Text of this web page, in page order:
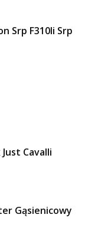
Srp F310Ii Srp
Cavalli
Gąsienicowy